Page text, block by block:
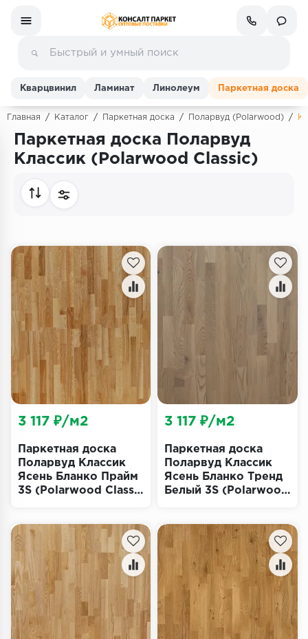
Ламинат
Линолеум
Инженерная доска
Паркетная доска
Террасная доска
Пробковое покрытие
Ковровая плитка
Плинтус
Подложка
Строительные материалы
Кварцвинил Ламинат Линолеум Паркетная доска
Главная / Каталог / Паркетная доска / Поларвуд (Polarwood) /
Паркетная доска Поларвуд
Классик (Polarwood Classic)
Паркетная доска
Поларвуд Классик
Ясень Бланко Прайм
3S (Polarwood Classic
3 117 ₽/м2
Паркетная доска
Поларвуд Классик
Ясень Бланко Тренд
Белый 3S (Polarwood
3 117 ₽/м2